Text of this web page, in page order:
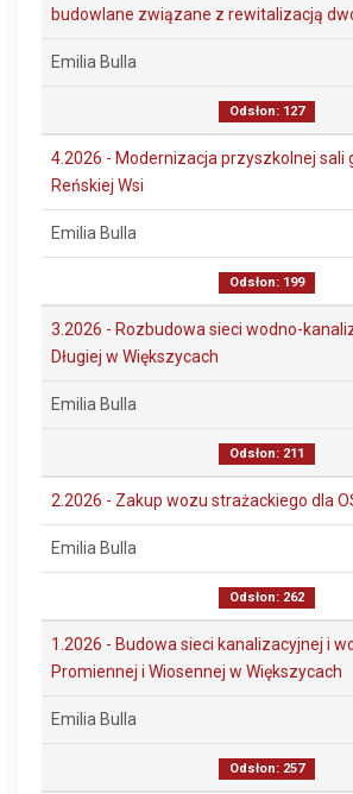
budowlane związane z rewitalizacją
Emilia Bulla
Odsłon: 127
4.2026 - Modernizacja przyszkolnej sali
Reńskiej Wsi
Emilia Bulla
Odsłon: 199
3.2026 - Rozbudowa sieci wodno-
Długiej w Większycach
Emilia Bulla
Odsłon: 211
2.2026 - Zakup wozu strażackiego dla
Emilia Bulla
Odsłon: 262
1.2026 - Budowa sieci kanalizacyjnej i
Promiennej i Wiosennej w Większycach
Emilia Bulla
Odsłon: 257